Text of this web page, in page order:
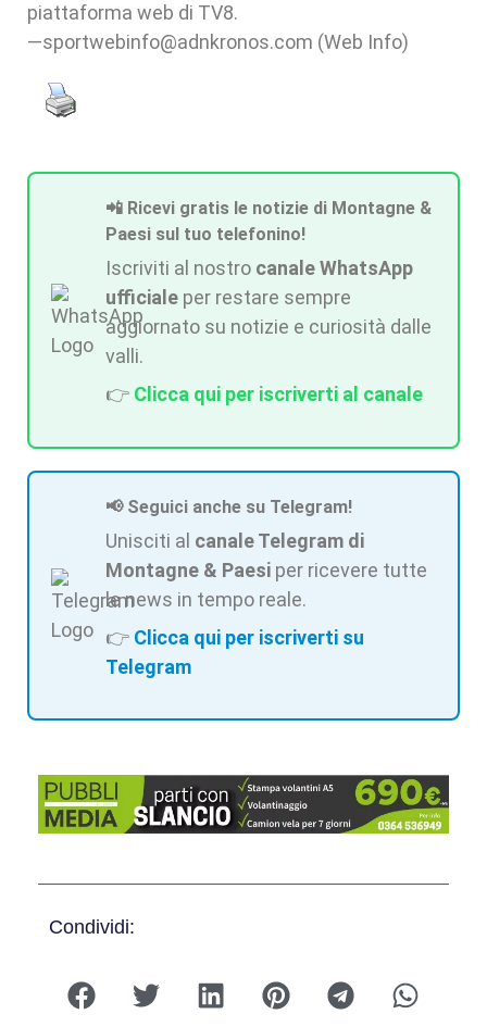
piattaforma web di TV8.
—sportwebinfo@adnkronos.com (Web Info)
📲 Ricevi gratis le notizie di Montagne &
Paesi sul tuo telefonino!
Iscriviti al nostro canale WhatsApp
ufficiale per restare sempre
aggiornato su notizie e curiosità dalle
valli.
👉 Clicca qui per iscriverti al canale
📢 Seguici anche su Telegram!
Unisciti al canale Telegram di
Montagne & Paesi per ricevere tutte
le news in tempo reale.
👉 Clicca qui per iscriverti su
Telegram
Condividi: